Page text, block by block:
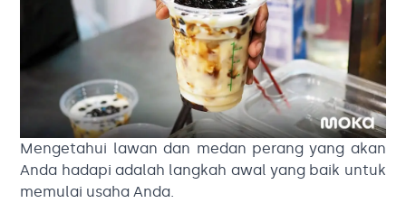
Mengetahui lawan dan medan perang yang akan
Anda hadapi adalah langkah awal yang baik untuk
memulai usaha Anda.